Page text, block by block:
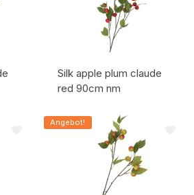
Silk apple plum claude
red 90cm nm
Artikelcode:
Angebot!